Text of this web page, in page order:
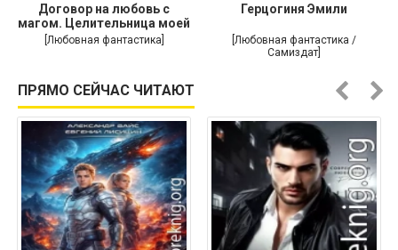
Договор на любовь с
магом. Целительница моей
души
[Любовная фантастика]
Герцогиня Эмили
[Любовная фантастика /
Самиздат]
ПРЯМО СЕЙЧАС ЧИТАЮТ